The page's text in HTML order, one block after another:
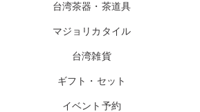
台湾茶器・茶道具
マジョリカタイル
台湾雑貨
ギフト・セット
イベント予約